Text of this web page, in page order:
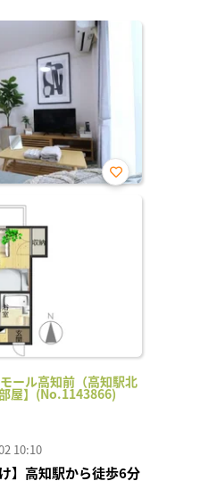
ール高知前（高知駅北
屋】(No.1143866)
お気
10:10
】高知駅から徒歩6分